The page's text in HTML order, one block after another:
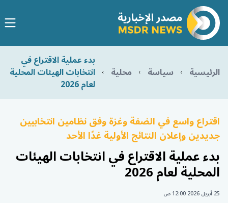
الرئيسية سياسة محلية
بدء عملية الاقتراع في
انتخابات الهيئات المحلية
لعام 2026
اقتراع واسع في الضفة وغزة وفق نظامين انتخابيين
جديدين وإعلان النتائج الأولية غدًا الأحد
بدء عملية الاقتراع في انتخابات الهيئات
المحلية لعام 2026
25 أبريل 2026 12:00 ص